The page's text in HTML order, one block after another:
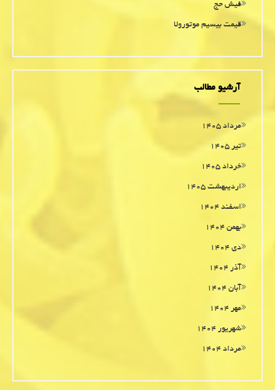
فیش حج
قیمت بیسیم موتورولا
آرشیو مطالب
مرداد ۱۴۰۵
تیر ۱۴۰۵
خرداد ۱۴۰۵
اردیبهشت ۱۴۰۵
اسفند ۱۴۰۴
بهمن ۱۴۰۴
دی ۱۴۰۴
آذر ۱۴۰۴
آبان ۱۴۰۴
مهر ۱۴۰۴
شهریور ۱۴۰۴
مرداد ۱۴۰۴